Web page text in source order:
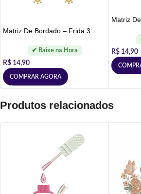
Matriz De Bordado – Frida 3
R$ 14,90
COMPRAR AGORA
Matriz
R$ 14,90
Produtos relacionados